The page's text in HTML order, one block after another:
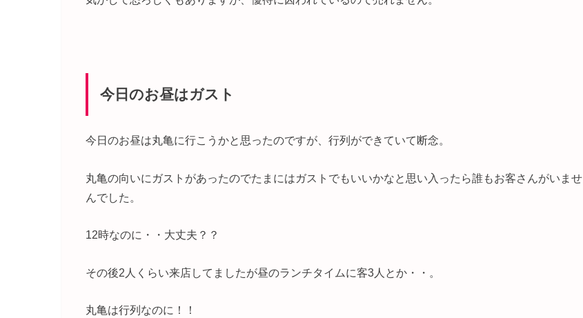
今日のお昼はガスト
今日のお昼は丸亀に行こうかと思ったのですが、行列ができていて断念。
丸亀の向いにガストがあったのでたまにはガストでもいいかなと思い入ったら誰もお客さんがいませ
んでした。
12時なのに・・大丈夫？？
その後2人くらい来店してましたが昼のランチタイムに客3人とか・・。
丸亀は行列なのに！！